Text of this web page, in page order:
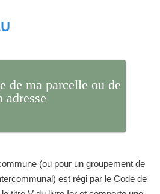
de ma parcelle ou de
adresse
(ou pour un groupement de
est régi par le Code de